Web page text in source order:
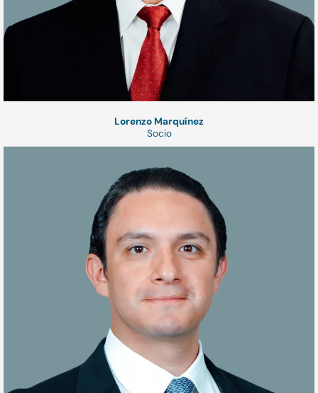
Lorenzo Marquínez
Socio